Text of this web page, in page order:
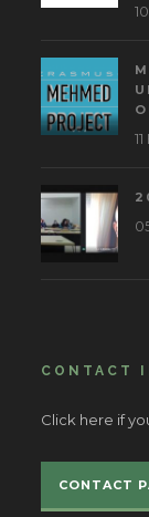
CONTACT
Click here if
CONTACT